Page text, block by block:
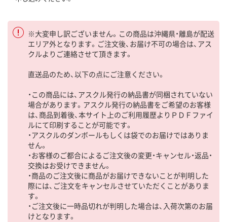
※大変申し訳ございません。この商品は沖縄県・離島が配送
エリア外となります。ご注文後、お届け不可の場合は、アス
クルよりご連絡させて頂きます。
直送品のため、以下の点にご注意ください。
・この商品には、アスクル発行の納品書が同梱されていない
場合があります。アスクル発行の納品書をご希望のお客様
は、商品到着後、本サイト上のご利用履歴よりＰＤＦファイ
ルにて印刷することが可能です。
・アスクルのダンボールもしくは袋でのお届けではありま
せん。
・お客様のご都合によるご注文後の変更・キャンセル・返品・
交換はお受けできません。
・商品のご注文後に商品がお届けできないことが判明した
際には、ご注文をキャンセルさせていただくことがありま
す。
・ご注文後に一時品切れが判明した場合は、入荷次第のお届
けとなります。